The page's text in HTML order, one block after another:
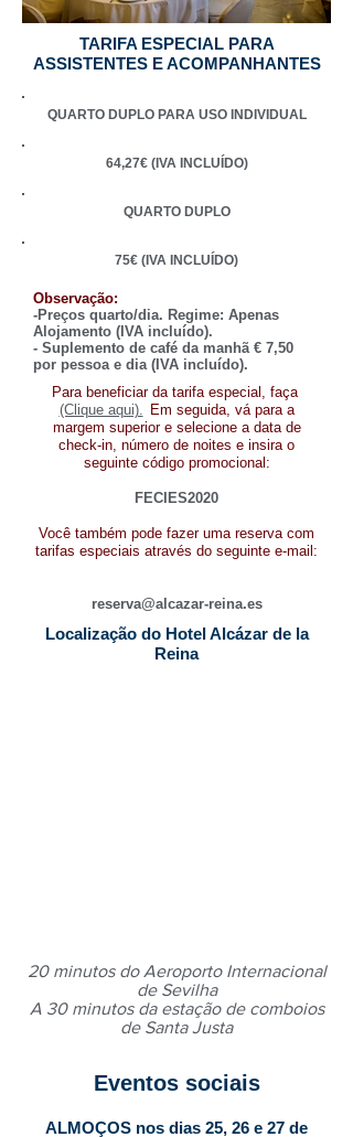
TARIFA ESPECIAL PARA
ASSISTENTES E ACOMPANHANTES
QUARTO DUPLO PARA USO INDIVIDUAL
64,27€ (IVA INCLUÍDO)
QUARTO DUPLO
75€ (IVA INCLUÍDO)
Observação:
-Preços quarto/dia. Regime: Apenas
Alojamento (IVA incluído).
- Suplemento de café da manhã € 7,50
por pessoa e dia (IVA incluído).
Para beneficiar da tarifa especial, faça
(Clique aqui). Em seguida, vá para a
margem superior e selecione a data de
check-in, número de noites e insira o
seguinte código promocional:
FECIES2020
Você também pode fazer uma reserva com
tarifas especiais através do seguinte e-mail:
reserva@alcazar-reina.es
Localização do Hotel Alcázar de la
Reina
20 minutos do Aeroporto Internacional
de Sevilha
A 30 minutos da estação de comboios
de Santa Justa
Eventos sociais
ALMOÇOS nos dias 25, 26 e 27 de